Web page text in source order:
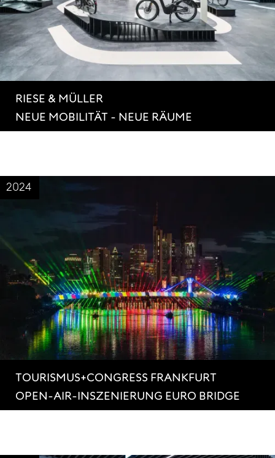
RIESE & MÜLLER
NEUE MOBILITÄT - NEUE RÄUME
2024
TOURISMUS+CONGRESS FRANKFURT
OPEN-AIR-INSZENIERUNG EURO BRIDGE